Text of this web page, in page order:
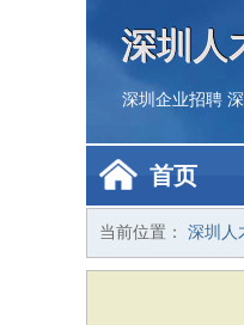
深圳人
深圳企业招聘
首页
当前位置： 深圳人